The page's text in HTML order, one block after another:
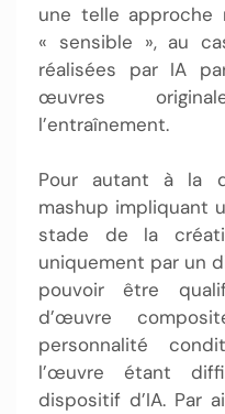
une telle approche
« sensible », au
réalisées par IA
œuvres
l’entraînement.
Pour autant à la
mashup impliquant
stade de la
uniquement par un
pouvoir être
d’œuvre
personnalité
l’œuvre étant
dispositif d’IA. Par